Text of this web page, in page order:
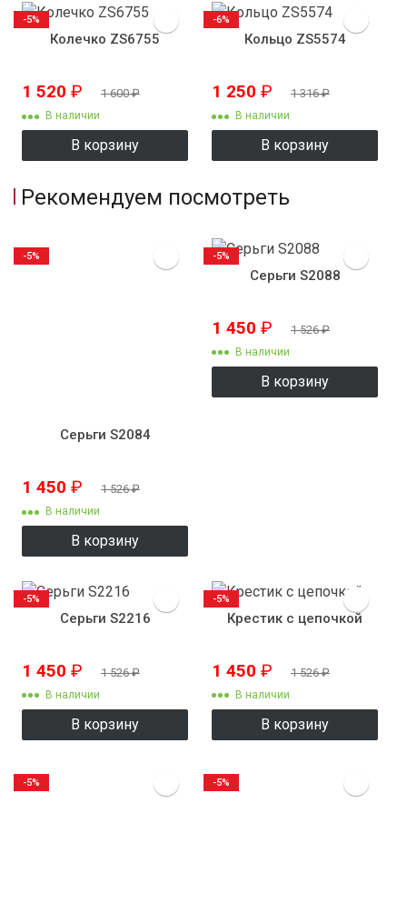
Колечко ZS6755
1 520 ₽ 1 600₽
В наличии
В корзину
-5%
Кольцо ZS5574
1 250 ₽ 1 316₽
В наличии
В корзину
-6%
Рекомендуем посмотреть
Серьги S2084
1 450 ₽ 1 526₽
В наличии
В корзину
-5%
Серьги S2088
1 450 ₽ 1 526₽
В наличии
В корзину
-5%
Серьги S2216
1 450 ₽ 1 526₽
В наличии
В корзину
-5%
Крестик с цепочкой
1 450 ₽ 1 526₽
В наличии
В корзину
-5%
-5% -5%